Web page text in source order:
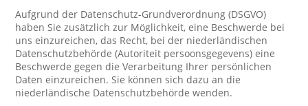
Aufgrund der Datenschutz-Grundverordnung (DSGVO)
haben Sie zusätzlich zur Möglichkeit, eine Beschwerde bei
uns einzureichen, das Recht, bei der niederländischen
Datenschutzbehörde (Autoriteit persoonsgegevens) eine
Beschwerde gegen die Verarbeitung Ihrer persönlichen
Daten einzureichen. Sie können sich dazu an die
niederländische Datenschutzbehörde wenden.